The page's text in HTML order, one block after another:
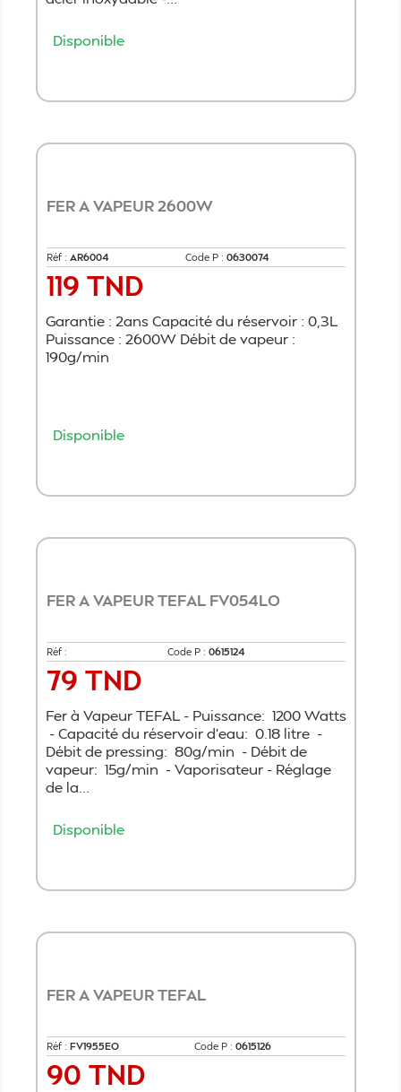
Disponible
FER A VAPEUR 2600W
Réf : AR6004 Code P : 0630074
Prix
119 TND
Garantie : 2ans Capacité du réservoir : 0,3L
Puissance : 2600W Débit de vapeur :
190g/min
Disponible
FER A VAPEUR TEFAL FV054LO
Réf : Code P : 0615124
Prix
79 TND
Fer à Vapeur TEFAL - Puissance: 1200 Watts
- Capacité du réservoir d’eau: 0.18 litre -
Débit de pressing: 80g/min - Débit de
vapeur: 15g/min - Vaporisateur - Réglage
de la...
Disponible
FER A VAPEUR TEFAL
Réf : FV1955EO Code P : 0615126
Prix
90 TND